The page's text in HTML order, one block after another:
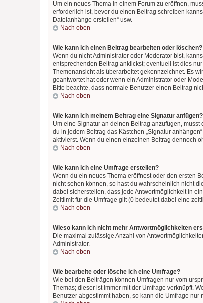
Um ein neues Thema in einem Forum zu eröffnen,
erforderlich ist, bevor du einen Beitrag schreiben
Dateianhänge erstellen“ usw.
Nach oben
Wie kann ich einen Beitrag bearbeiten oder löschen?
Wenn du nicht Administrator oder Moderator bist,
entsprechenden Beitrag anklickst; eventuell ist dies
Themenansicht als überarbeitet gekennzeichnet. Es
geantwortet hat oder wenn ein Administrator oder
Bitte beachte, dass normale Benutzer einen Beitrag
Nach oben
Wie kann ich meinem Beitrag eine Signatur anfügen?
Um eine Signatur an deinen Beitrag anzufügen,
du in jedem Beitrag das Kästchen „Signatur
aktivierst. Wenn du einen einzelnen Beitrag dennoch
Nach oben
Wie kann ich eine Umfrage erstellen?
Wenn du ein neues Thema eröffnest oder den ersten
nicht sehen können, so hast du wahrscheinlich nicht
dabei sicherstellen, dass jede Antwortmöglichkeit in
Zeitlimit für die Umfrage gilt (0 bedeutet dabei eine
Nach oben
Wieso kann ich nicht mehr Antwortmöglichkeiten
Die maximal zulässige Anzahl von
Administrator.
Nach oben
Wie bearbeite oder lösche ich eine Umfrage?
Wie bei den Beiträgen können Umfragen nur vom
Themas; dieser ist immer mit der Umfrage verknüpft.
Benutzer abgestimmt haben, so kann die Umfrage